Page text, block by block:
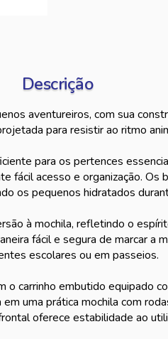
Descrição
aventureiros, com sua
para resistir ao ritmo
para os pertences
fácil acesso e organização. Os
os pequenos hidratados
à mochila, refletindo o
fácil e segura de marcar a
escolares ou em passeios.
o carrinho embutido equipado
uma prática mochila com
oferece estabilidade ao